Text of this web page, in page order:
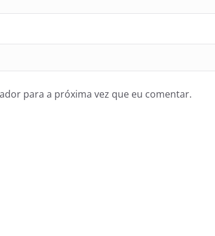
para a próxima vez que eu comentar.